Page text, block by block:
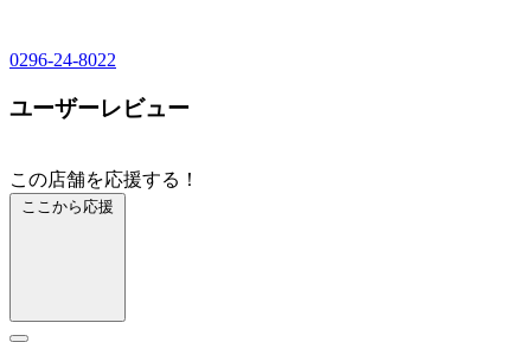
0296-24-8022
ユーザーレビュー
この店舗を応援する！
ここから応援